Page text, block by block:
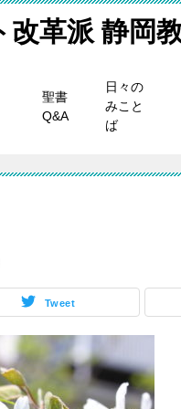
改革派 静岡
聖書
Q&A
日々の
みこと
ば
Tweet